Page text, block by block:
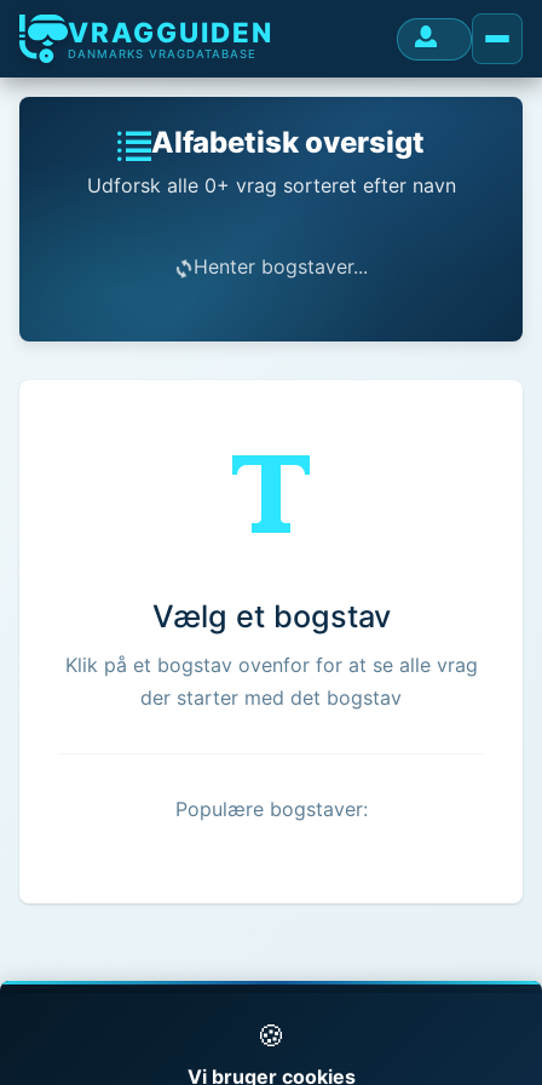
VRAGGUIDEN
DANMARKS VRAGDATABASE
Alfabetisk oversigt
Udforsk alle 0+ vrag sorteret efter navn
Henter bogstaver...
Vælg et bogstav
Klik på et bogstav ovenfor for at se alle vrag
der starter med det bogstav
Populære bogstaver:
© 1998 - 2026 Vragguiden - Danmarks største
🍪
Vi bruger cookies